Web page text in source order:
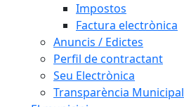
Impostos
Factura electrònica
Anuncis / Edictes
Perfil de contractant
Seu Electrònica
Transparència Municipal